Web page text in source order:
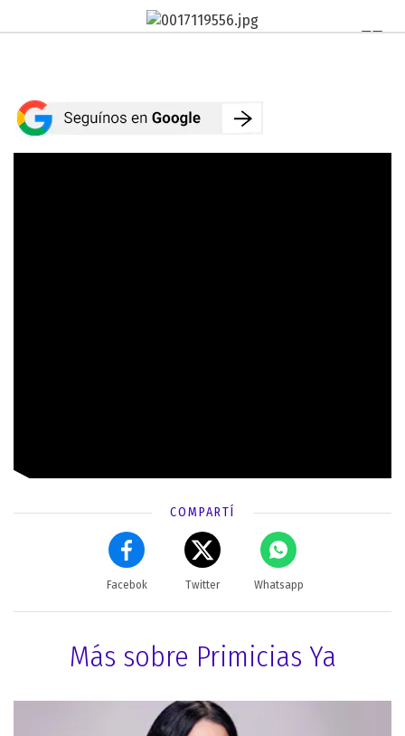
COMPARTÍ
Facebok Twitter Whatsapp
Más sobre Primicias Ya